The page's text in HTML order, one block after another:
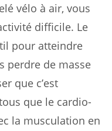
vélo à air, vous
difficile. Le
pour atteindre
perdre de masse
que c’est
que le cardio-
la musculation en